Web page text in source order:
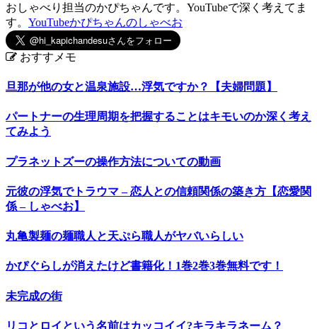
おしゃべり担当のかぴちゃんです。YouTubeで深く考えてま
す。 YouTubeかぴちゃんのしゃべお
おすすメモ
旦那が他の女と温泉施設…浮気ですか？【夫婦問題】
パートナーの生理周期を把握することはキモいのか深く考え
てみよう
プラネットズーの操作方法についての動画
元彼の浮気でトラウマ – 恋人との信頼関係の築き方【恋愛関
係 – しゃべお】
丸亀製麺の麺職人と天ぷら職人がヤバいらしい
かぴぐらしが消えたけど書籍化！1巻2巻3巻無料です！
未完成の街
リコとロイという名前はカッコイイ?キラキラネーム？